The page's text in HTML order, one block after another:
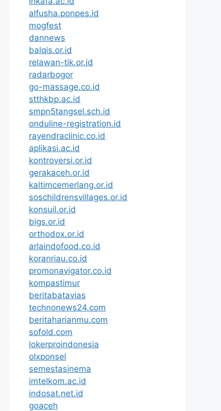
alfusha.ponpes.id
mogfest
dannews
balqis.or.id
relawan-tik.or.id
radarbogor
go-massage.co.id
stthkbp.ac.id
smpn5tangsel.sch.id
onduline-registration.id
rayendraclinic.co.id
aplikasi.ac.id
kontroversi.or.id
gerakaceh.or.id
kaltimcemerlang.or.id
soschildrensvillages.or.id
konsuil.or.id
bigs.or.id
orthodox.or.id
arlaindofood.co.id
koranriau.co.id
promonavigator.co.id
kompastimur
beritabatavias
technonews24.com
beritaharianmu.com
sofold.com
lokerproindonesia
olxponsel
semestasinema
imtelkom.ac.id
indosat.net.id
goaceh